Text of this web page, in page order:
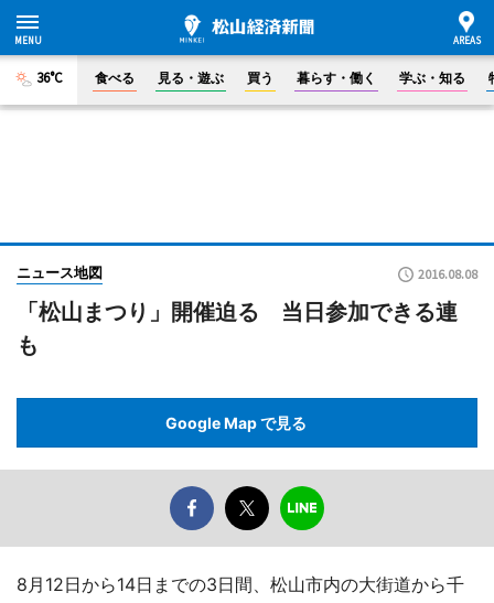
36°C 食べる 見る・遊ぶ 買う 暮らす・働く 学ぶ・知る
ニュース地図 2016.08.08
「松山まつり」開催迫る 当日参加できる連
も
Google Map で見る
8月12日から14日までの3日間、松山市内の大街道から千